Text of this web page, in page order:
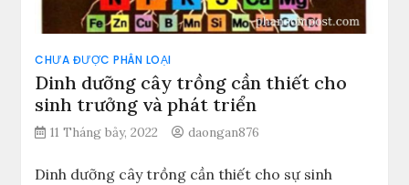
CHƯA ĐƯỢC PHÂN LOẠI
Dinh dưỡng cây trồng cần thiết cho
sinh trưởng và phát triển
11 Tháng bảy, 2022 daongan876
Dinh dưỡng cây trồng cần thiết cho sự sinh